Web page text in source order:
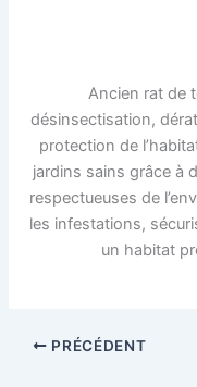
Ancien rat de
désinsectisation,
protection de
jardins sains grâce à
respectueuses de
les infestations,
un habitat
PRÉCÉDENT